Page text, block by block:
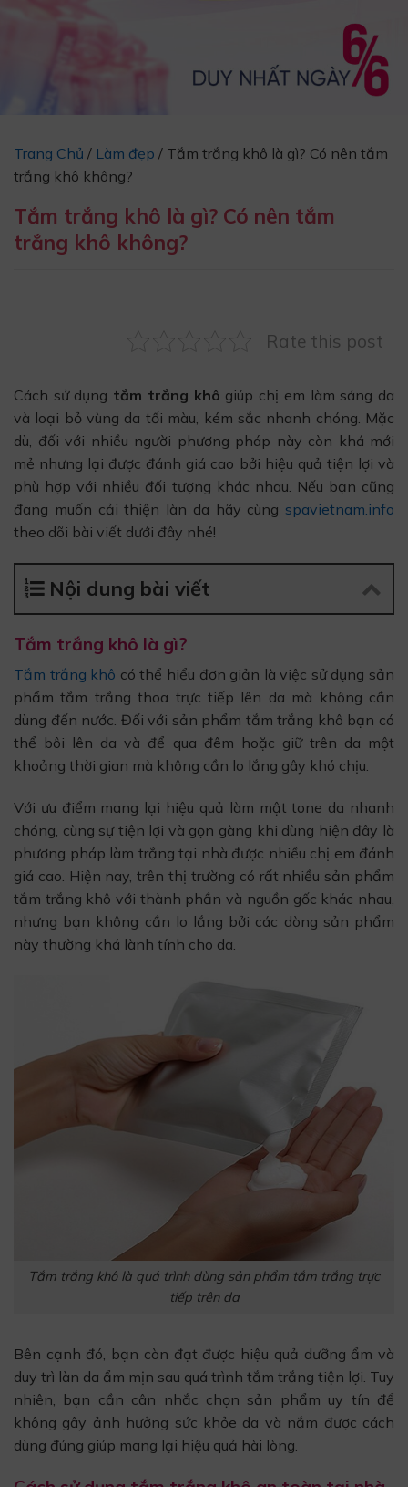
Trang Chủ / Làm đẹp / Tắm trắng khô là gì? Có nên tắm
trắng khô không?
Tắm trắng khô là gì? Có nên tắm
trắng khô không?
Rate this post
Cách sử dụng tắm trắng khô giúp chị em làm sáng da
và loại bỏ vùng da tối màu, kém sắc nhanh chóng. Mặc
dù, đối với nhiều người phương pháp này còn khá mới
mẻ nhưng lại được đánh giá cao bởi hiệu quả tiện lợi và
phù hợp với nhiều đối tượng khác nhau. Nếu bạn cũng
đang muốn cải thiện làn da hãy cùng spavietnam.info
theo dõi bài viết dưới đây nhé!
Nội dung bài viết
Tắm trắng khô là gì?
Tắm trắng khô có thể hiểu đơn giản là việc sử dụng sản
phẩm tắm trắng thoa trực tiếp lên da mà không cần
dùng đến nước. Đối với sản phẩm tắm trắng khô bạn có
thể bôi lên da và để qua đêm hoặc giữ trên da một
khoảng thời gian mà không cần lo lắng gây khó chịu.
Với ưu điểm mang lại hiệu quả làm mật tone da nhanh
chóng, cùng sự tiện lợi và gọn gàng khi dùng hiện đây là
phương pháp làm trắng tại nhà được nhiều chị em đánh
giá cao. Hiện nay, trên thị trường có rất nhiều sản phẩm
tắm trắng khô với thành phần và nguồn gốc khác nhau,
nhưng bạn không cần lo lắng bởi các dòng sản phẩm
này thường khá lành tính cho da.
Tắm trắng khô là quá trình dùng sản phẩm tắm trắng trực
tiếp trên da
Bên cạnh đó, bạn còn đạt được hiệu quả dưỡng ẩm và
duy trì làn da ẩm mịn sau quá trình tắm trắng tiện lợi. Tuy
nhiên, bạn cần cân nhắc chọn sản phẩm uy tín để
không gây ảnh hưởng sức khỏe da và nắm được cách
dùng đúng giúp mang lại hiệu quả hài lòng.